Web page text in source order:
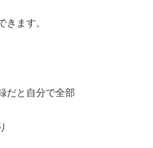
きます。
だと自分で全部